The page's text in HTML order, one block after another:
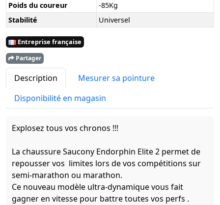
Poids du coureur
-85Kg
Stabilité
Universel
Entreprise française
Partager
Description
Mesurer sa pointure
Disponibilité en magasin
Explosez tous vos chronos !!!
La chaussure Saucony Endorphin Elite 2 permet de
repousser vos limites lors de vos compétitions sur
semi-marathon ou marathon.
Ce nouveau modèle ultra-dynamique vous fait
gagner en vitesse pour battre toutes vos perfs .